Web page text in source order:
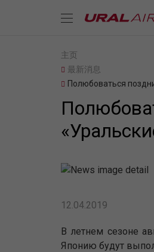
主页
最新消息
Полюбоваться
12.04.2019
В летнем сезоне
Японию будут